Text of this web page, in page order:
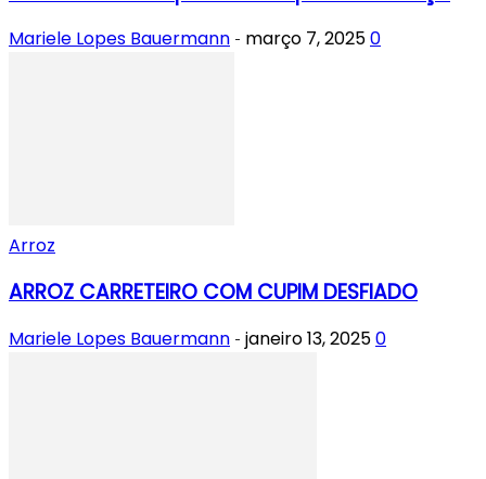
Mariele Lopes Bauermann - março 7, 20250
Arroz
ARROZ CARRETEIRO COM CUPIM DESFIADO
Mariele Lopes Bauermann - janeiro 13, 20250